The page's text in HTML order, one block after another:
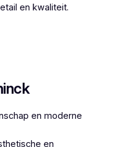
en kwaliteit.
en moderne
en